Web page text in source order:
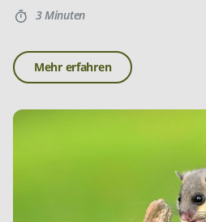
3 Minuten
Mehr erfahren